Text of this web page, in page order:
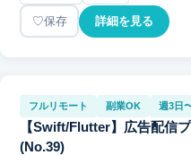
保存 詳細を見る
フルリモート 副業OK 週3日
【Swift/Flutter】広告配信
(No.39)